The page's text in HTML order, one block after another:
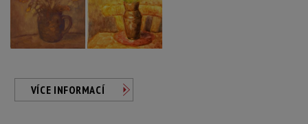
VÍCE INFORMACÍ